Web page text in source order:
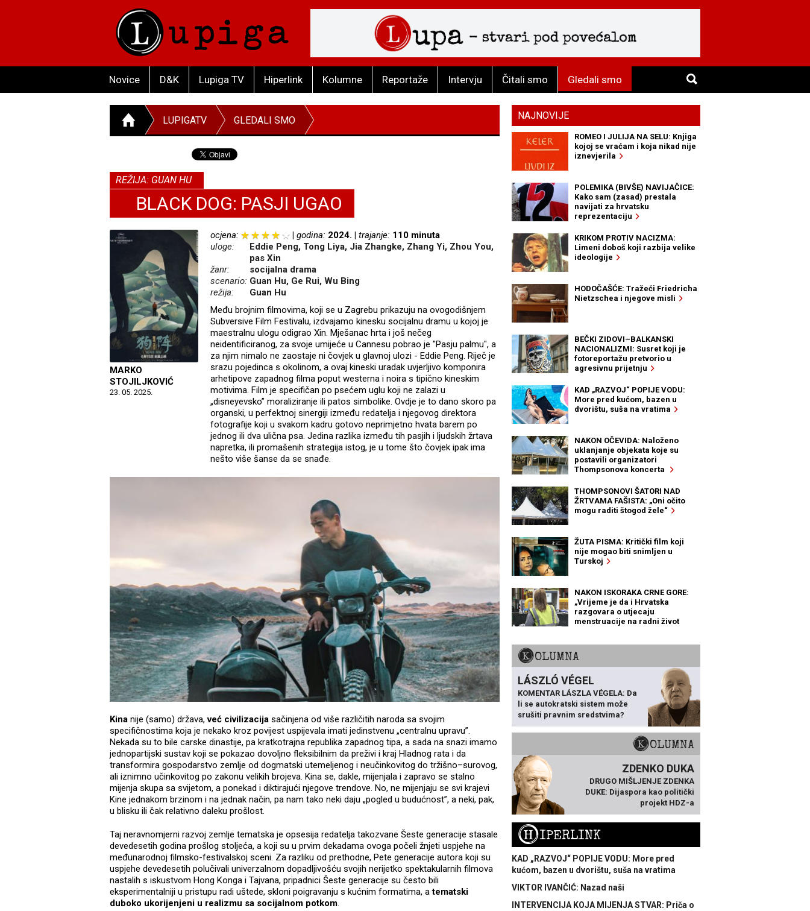
Novice D&K Lupiga TV Hiperlink Kolumne Reportaže Intervju Čitali smo Gledali smo
LUPIGATV GLEDALI SMO
REŽIJA: GUAN HU
BLACK DOG: PASJI UGAO
MARKO
STOJILJKOVIĆ
23. 05. 2025.
ocjena: godina: 2024. trajanje: 110 minuta
uloge:
Eddie Peng, Tong Liya, Jia Zhangke, Zhang Yi, Zhou You,
pas Xin
žanr:
socijalna drama
scenario: Guan Hu, Ge Rui, Wu Bing
režija:
Guan Hu
Među brojnim filmovima, koji se u Zagrebu prikazuju na ovogodišnjem
Subversive Film Festivalu, izdvajamo kinesku socijalnu dramu u kojoj je
maestralnu ulogu odigrao Xin. Mješanac hrta i još nečeg
neidentificiranog, za svoje umijeće u Cannesu pobrao je "Pasju palmu", a
za njim nimalo ne zaostaje ni čovjek u glavnoj ulozi - Eddie Peng. Riječ je
srazu pojedinca s okolinom, a ovaj kineski uradak uvjerljivo komponira
arhetipove zapadnog filma poput westerna i noira s tipično kineskim
motivima. Film je specifičan po psećem uglu koji ne zalazi u
„disneyevsko” moraliziranje ili patos simbolike. Ovdje je to dano skoro pa
organski, u perfektnoj sinergiji između redatelja i njegovog direktora
fotografije koji u svakom kadru gotovo neprimjetno hvata barem po
jednog ili dva ulična psa. Jedina razlika između tih pasjih i ljudskih žrtava
napretka, ili promašenih strategija istog, je u tome što čovjek ipak ima
nešto više šanse da se snađe.
Kina nije (samo) država,već civilizacija sačinjena od više različitih naroda sa svojim
specifičnostima koja je nekako kroz povijest uspijevala imati jedinstvenu „centralnu upravu”.
Nekada su to bile carske dinastije, pa kratkotrajna republika zapadnog tipa, a sada na snazi imamo
jednopartijski sustav koji se pokazao dovoljno fleksibilnim da preživi i kraj Hladnog rata i da
transformira gospodarstvo zemlje od dogmatski utemeljenog i neučinkovitog do tržišno–surovog,
ali iznimno učinkovitog po zakonu velikih brojeva. Kina se, dakle, mijenjala i zapravo se stalno
mijenja skupa sa svijetom, a ponekad i diktirajući njegove trendove. No, ne mijenjaju se svi krajevi
Kine jednakom brzinom i na jednak način, pa nam tako neki daju „pogled u budućnost”, a neki, pak,
u blisku ili čak relativno daleku prošlost.
Taj neravnomjerni razvoj zemlje tematska je opsesija redatelja takozvane Šeste generacije stasale
devedesetih godina prošlog stoljeća, a koji su u prvim dekadama ovoga počeli žnjeti uspjehe na
međunarodnoj filmsko-festivalskoj sceni. Za razliku od prethodne, Pete generacije autora koji su
uspjehe devedesetih polučivali univerzalnom dopadljivošću svojih nerijetko spektakularnih filmova
nastalih s iskustvom Hong Konga i Tajvana, pripadnici Šeste generacije su često bili
eksperimentalniji u pristupu radi uštede, skloni poigravanju s kućnim formatima, atematski
duboko ukorijenjeni u realizmu sa socijalnom potkom.
NAJNOVIJE
ROMEO I JULIJA NA SELU: Knjiga
kojoj se vraćam i koja nikad nije
iznevjerila
POLEMIKA (BIVŠE) NAVIJAČICE:
Kako sam (zasad) prestala
navijati za hrvatsku
reprezentaciju
KRIKOM PROTIV NACIZMA:
Limeni doboš koji razbija velike
ideologije
HODOČAŠĆE: Tražeći Friedricha
Nietzschea i njegove misli
BEČKI ZIDOVI–BALKANSKI
NACIONALIZMI: Susret koji je
fotoreportažu pretvorio u
agresivnu prijetnju
KAD „RAZVOJ“ POPIJE VODU:
More pred kućom, bazen u
dvorištu, suša na vratima
NAKON OČEVIDA: Naloženo
uklanjanje objekata koje su
postavili organizatori
Thompsonova koncerta
THOMPSONOVI ŠATORI NAD
ŽRTVAMA FAŠISTA: „Oni očito
mogu raditi štogod žele“
ŽUTA PISMA: Kritički film koji
nije mogao biti snimljen u
Turskoj
NAKON ISKORAKA CRNE GORE:
„Vrijeme je da i Hrvatska
razgovara o utjecaju
menstruacije na radni život
KOLUMNA
LÁSZLÓ VÉGEL
KOMENTAR LÁSZLA VÉGELA: Da
li se autokratski sistem može
srušiti pravnim sredstvima?
KOLUMNA
ZDENKO DUKA
DRUGO MIŠLJENJE ZDENKA
DUKE: Dijaspora kao politički
projekt HDZ-a
HIPERLINK
KAD „RAZVOJ“ POPIJE VODU: More pred
kućom, bazen u dvorištu, suša na vratima
VIKTOR IVANČIĆ: Nazad naši
INTERVENCIJA KOJA MIJENJA STVAR: Priča o